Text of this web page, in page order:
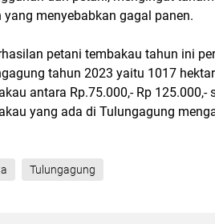
yang menyebabkan gagal panen.
petani tembakau tahun ini
tahun 2023 yaitu 1017
antara Rp.75.000,- Rp
yang ada di Tulungagung
Tulungagung